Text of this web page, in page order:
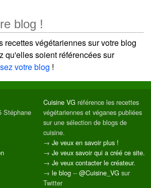
blog !
recettes végétariennes sur votre blog
qu'elles soient référencées sur
votre blog !
Stéphane
Cuisine VG référence les recettes
végétariennes et véganes publiées
sur une sélection de blogs de
cuisine.
→ Je veux en savoir plus !
→ Je veux savoir qui a créé ce site.
→ Je veux contacter le créateur.
→ le blog -- @Cuisine_VG sur
Twitter